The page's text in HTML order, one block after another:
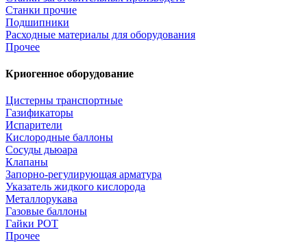
Станки прочие
Подшипники
Расходные материалы для оборудования
Прочее
Криогенное оборудование
Цистерны транспортные
Газификаторы
Испарители
Кислородные баллоны
Сосуды дьюара
Клапаны
Запорно-регулирующая арматура
Указатель жидкого кислорода
Металлорукава
Газовые баллоны
Гайки РОТ
Прочее